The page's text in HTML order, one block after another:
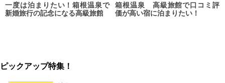
一度は泊まりたい！箱根温泉で
新婚旅行の記念になる高級旅館
箱根温泉 高級旅館で口コミ評
価が高い宿に泊まりたい！
ピックアップ特集！